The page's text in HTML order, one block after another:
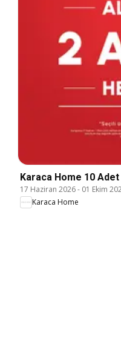
Karaca Home 10
17 Haziran 2026- 01 Ekim
Karaca Home